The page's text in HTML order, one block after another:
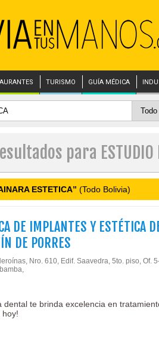
TURISMO GUÍA MÉDICA
para ESTUDIO
ESTETICA” (Todo Bolivia)
DE IMPLANTES Y ESTÉTICA
DE PORRES
Nro. 610, Edif. Saavedra, 5to. piso, Of.
te brinda excelencia en
hoy!